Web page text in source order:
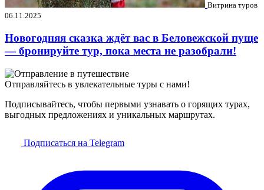
Витрина туров
06.11.2025
Новогодняя сказка ждёт вас в Беловежской пуще
— бронируйте тур, пока места не разобрали!
Отправляйтесь в увлекательные туры с нами!
Подписывайтесь, чтобы первыми узнавать о горящих турах,
выгодных предложениях и уникальных маршрутах.
Подписаться на Telegram